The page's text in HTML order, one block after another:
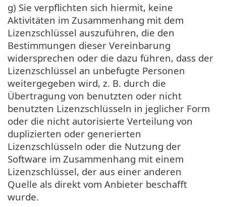
g) Sie verpflichten sich hiermit, keine
Aktivitäten im Zusammenhang mit dem
Lizenzschlüssel auszuführen, die den
Bestimmungen dieser Vereinbarung
widersprechen oder die dazu führen, dass der
Lizenzschlüssel an unbefugte Personen
weitergegeben wird, z. B. durch die
Übertragung von benutzten oder nicht
benutzten Lizenzschlüsseln in jeglicher Form
oder die nicht autorisierte Verteilung von
duplizierten oder generierten
Lizenzschlüsseln oder die Nutzung der
Software im Zusammenhang mit einem
Lizenzschlüssel, der aus einer anderen
Quelle als direkt vom Anbieter beschafft
wurde.